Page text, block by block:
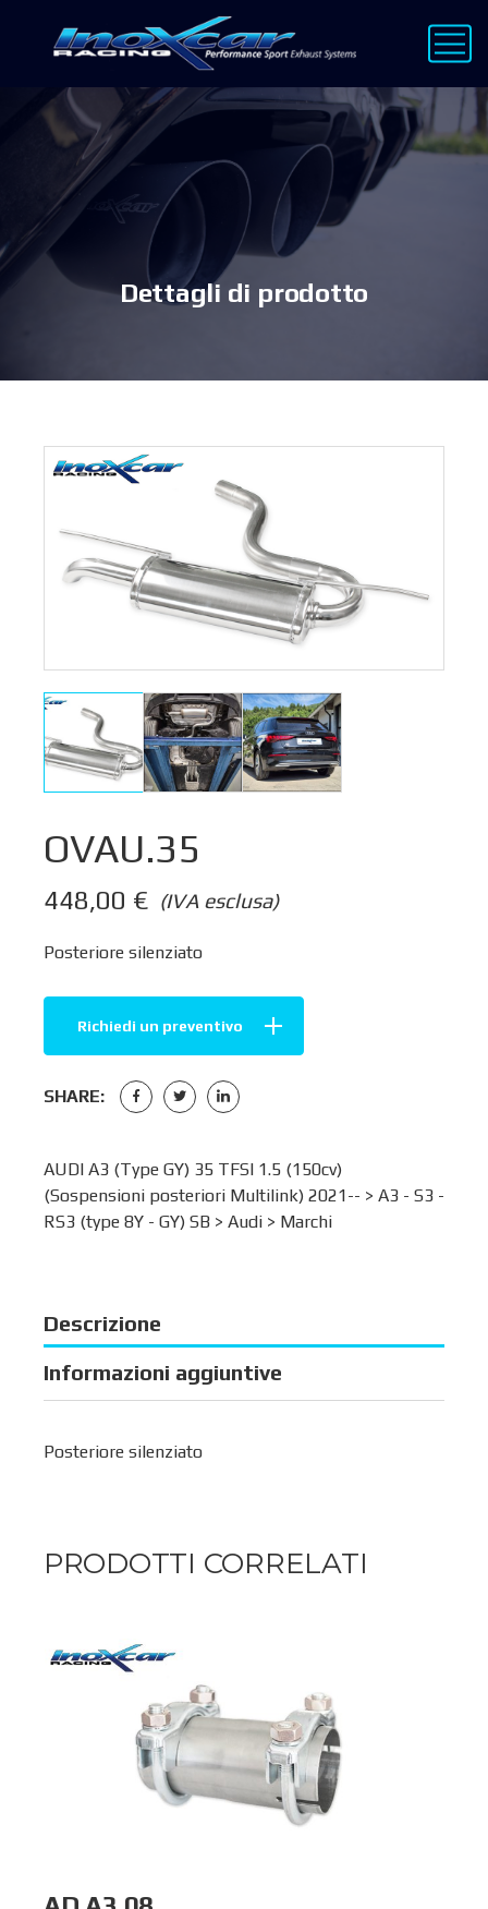
Dettagli di prodotto
OVAU.35
(IVA esclusa)
448,00 €
Posteriore silenziato
Richiedi un preventivo
SHARE:
AUDI A3 (Type GY) 35 TFSI 1.5 (150cv)
(Sospensioni posteriori Multilink) 2021-- > A3 - S3 -
RS3 (type 8Y - GY) SB > Audi > Marchi
Descrizione
Informazioni aggiuntive
Posteriore silenziato
PRODOTTI CORRELATI